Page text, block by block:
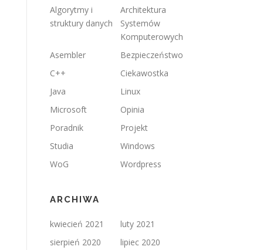
Algorytmy i
struktury danych
Architektura
Systemów
Komputerowych
Asembler
Bezpieczeństwo
C++
Ciekawostka
Java
Linux
Microsoft
Opinia
Poradnik
Projekt
Studia
Windows
WoG
Wordpress
ARCHIWA
kwiecień 2021
luty 2021
sierpień 2020
lipiec 2020